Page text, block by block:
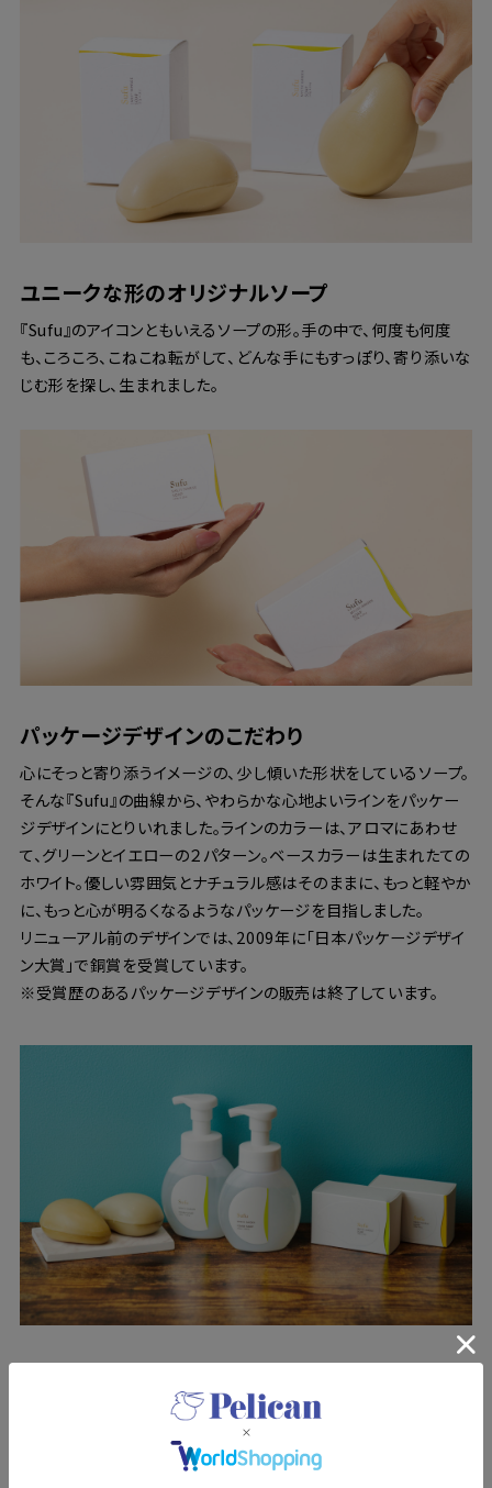
ユニークな形のオリジナルソープ
『Sufu』のアイコンともいえるソープの形。手の中で、何度も何度
も、ころころ、こねこね転がして、どんな手にもすっぽり、寄り添いな
じむ形を探し、生まれました。
パッケージデザインのこだわり
心にそっと寄り添うイメージの、少し傾いた形状をしているソープ。
そんな『Sufu』の曲線から、やわらかな心地よいラインをパッケー
ジデザインにとりいれました。ラインのカラーは、アロマにあわせ
て、グリーンとイエローの２パターン。ベースカラーは生まれたての
ホワイト。優しい雰囲気とナチュラル感はそのままに、もっと軽やか
に、もっと心が明るくなるようなパッケージを目指しました。
リニューアル前のデザインでは、2009年に「日本パッケージデザイ
ン大賞」で銅賞を受賞しています。
※受賞歴のあるパッケージデザインの販売は終了しています。
生まれのナチュラルプロダクト『Sufu』
日本人のお肌を見つめて、一つひとつ丁寧に。素材も、使い心地
も。素肌へ、妥協しない。